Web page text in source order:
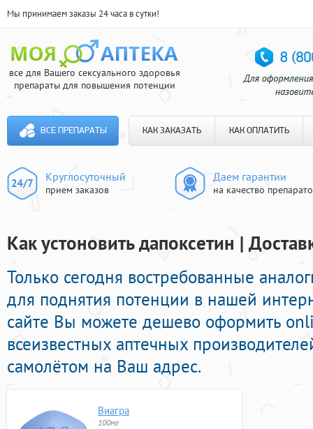
Мы принимаем заказы 24 часа в сутки!
все для Вашего сексуального здоровья
препараты для повышения потенции
ВСЕ ПРЕПАРАТЫ КАК ЗАКАЗАТЬ КАК ОПЛАТИТЬ
Круглосуточный
прием заказов
Даем гарантии
на качество
Как устоновить дапоксетин |
Только сегодня востребованные
для поднятия потенции в нашей
сайте Вы можете дешево оформить
всеизвестных аптечных
самолётом на Ваш адрес.
Виагра
100мг